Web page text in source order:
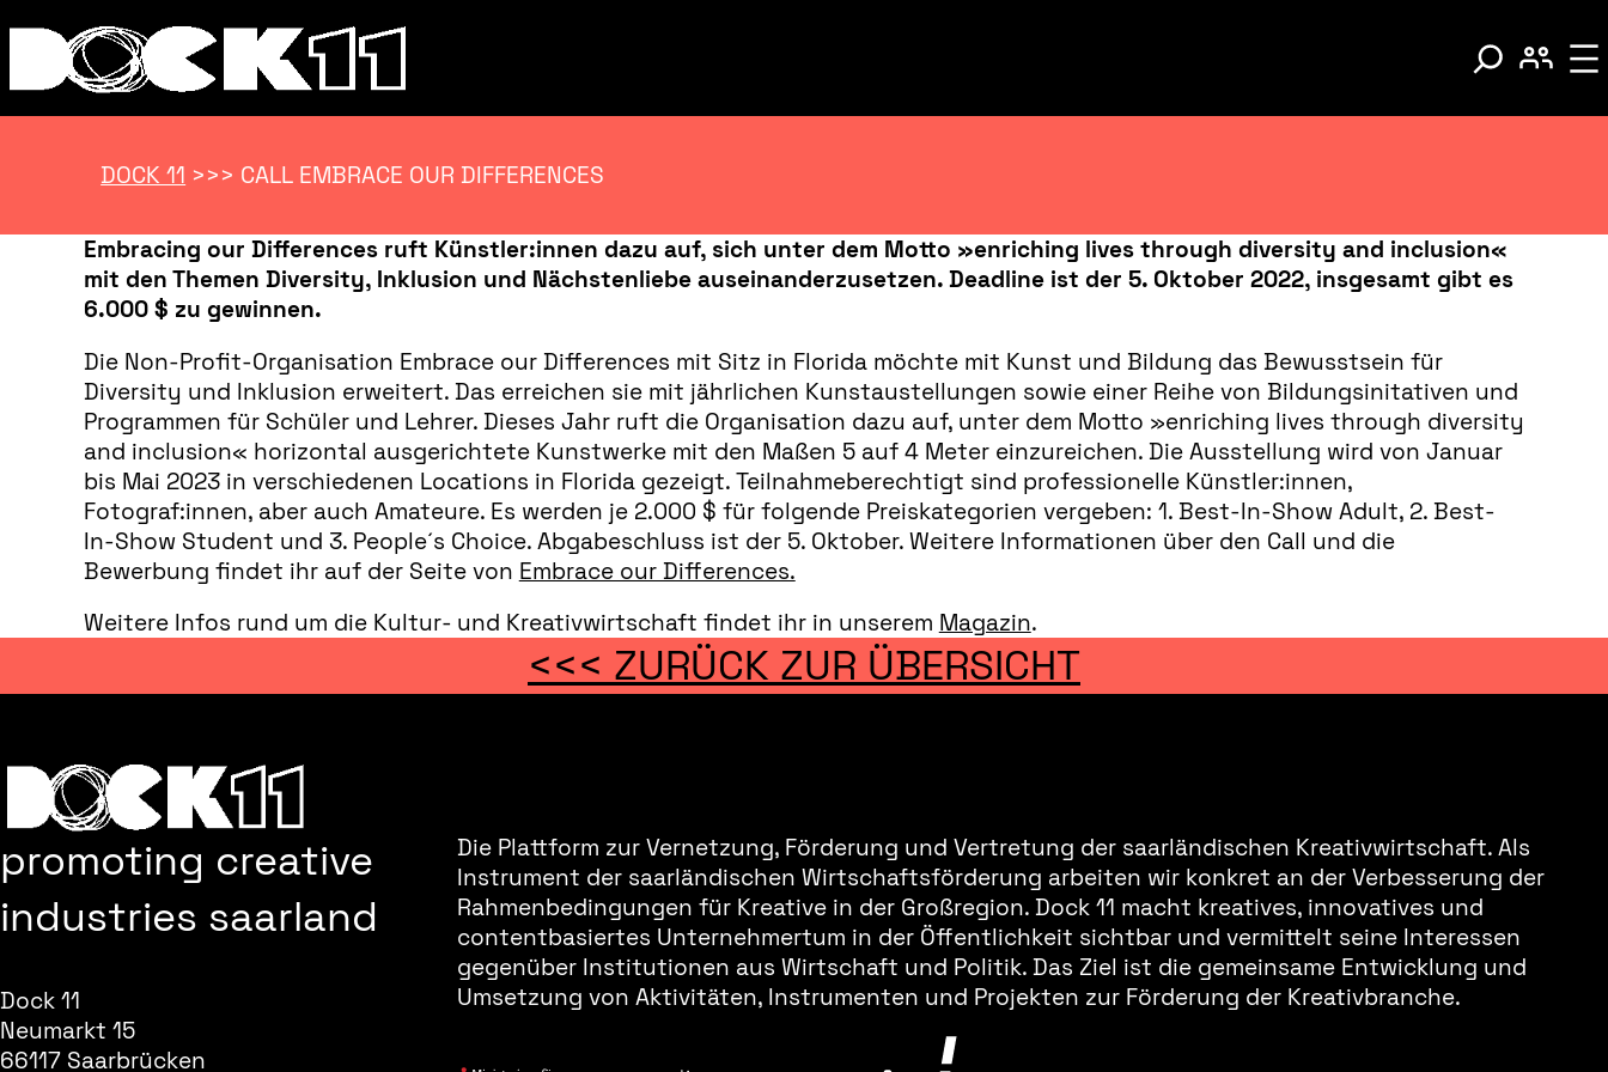
DOCK 11 >>> CALL EMBRACE OUR DIFFERENCES
Embracing our Differences ruft Künstler:innen dazu auf, sich unter dem Motto »enriching lives through diversity and inclusion«
mit den Themen Diversity, Inklusion und Nächstenliebe auseinanderzusetzen. Deadline ist der 5. Oktober 2022, insgesamt gibt es
6.000 $ zu gewinnen.
Die Non-Profit-Organisation Embrace our Differences mit Sitz in Florida möchte mit Kunst und Bildung das Bewusstsein für
Diversity und Inklusion erweitert. Das erreichen sie mit jährlichen Kunstaustellungen sowie einer Reihe von Bildungsinitativen und
Programmen für Schüler und Lehrer. Dieses Jahr ruft die Organisation dazu auf, unter dem Motto »enriching lives through diversity
and inclusion« horizontal ausgerichtete Kunstwerke mit den Maßen 5 auf 4 Meter einzureichen. Die Ausstellung wird von Januar
bis Mai 2023 in verschiedenen Locations in Florida gezeigt. Teilnahmeberechtigt sind professionelle Künstler:innen,
Fotograf:innen, aber auch Amateure. Es werden je 2.000 $ für folgende Preiskategorien vergeben: 1. Best-In-Show Adult, 2. Best-
In-Show Student und 3. People´s Choice. Abgabeschluss ist der 5. Oktober. Weitere Informationen über den Call und die
Bewerbung findet ihr auf der Seite von Embrace our Differences.
Weitere Infos rund um die Kultur- und Kreativwirtschaft findet ihr in unserem Magazin.
<<< ZURÜCK ZUR ÜBERSICHT
promoting creative
industries saarland
Dock 11
Neumarkt 15
66117 Saarbrücken
Die Plattform zur Vernetzung, Förderung und Vertretung der saarländischen Kreativwirtschaft. Als
Instrument der saarländischen Wirtschaftsförderung arbeiten wir konkret an der Verbesserung der
Rahmenbedingungen für Kreative in der Großregion. Dock 11 macht kreatives, innovatives und
contentbasiertes Unternehmertum in der Öffentlichkeit sichtbar und vermittelt seine Interessen
gegenüber Institutionen aus Wirtschaft und Politik. Das Ziel ist die gemeinsame Entwicklung und
Umsetzung von Aktivitäten, Instrumenten und Projekten zur Förderung der Kreativbranche.